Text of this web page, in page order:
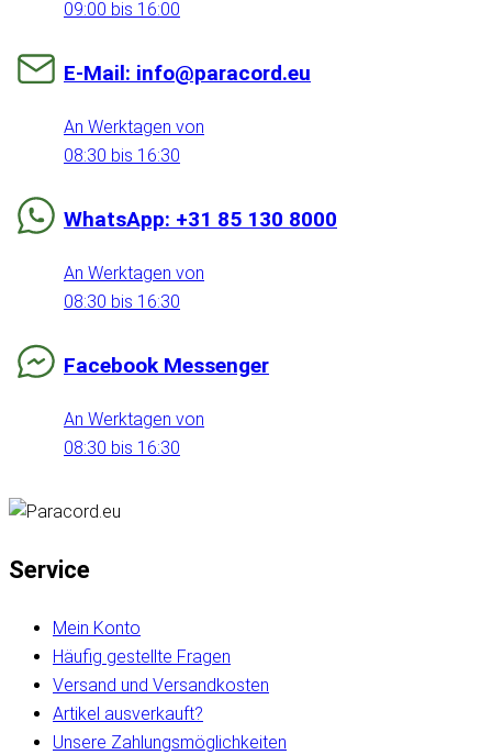
09:00 bis 16:00
E-Mail: info@paracord.eu
An Werktagen von
08:30 bis 16:30
WhatsApp: +31 85 130 8000
An Werktagen von
08:30 bis 16:30
Facebook Messenger
An Werktagen von
08:30 bis 16:30
Service
Mein Konto
Häufig gestellte Fragen
Versand und Versandkosten
Artikel ausverkauft?
Unsere Zahlungsmöglichkeiten